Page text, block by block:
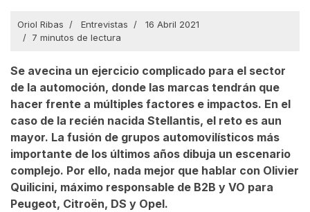
Oriol Ribas Entrevistas
16 Abril 2021
7 minutos de lectura
Se avecina un ejercicio complicado para el sector
de la automoción, donde las marcas tendrán que
hacer frente a múltiples factores e impactos. En el
caso de la recién nacida Stellantis, el reto es aun
mayor. La fusión de grupos automovilísticos más
importante de los últimos años dibuja un escenario
complejo. Por ello, nada mejor que hablar con Olivier
Quilicini, máximo responsable de B2B y VO para
Peugeot, Citroën, DS y Opel.